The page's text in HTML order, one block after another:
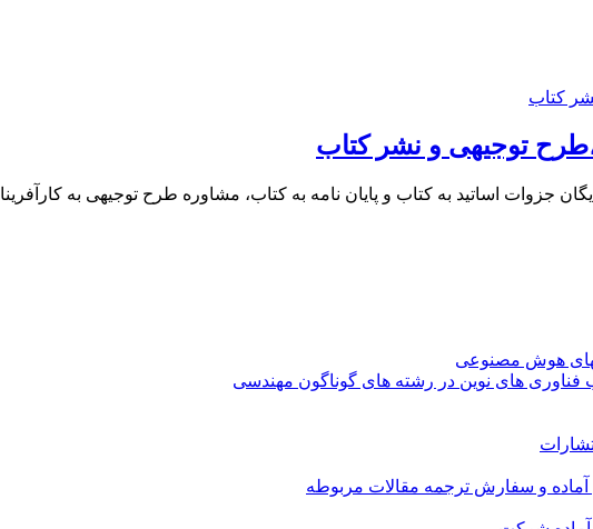
توجیهی و نشر کتاب
جزوات اساتید به کتاب و پایان نامه به کتاب، مشاوره طرح توجیهی به
هوش مصنوعی
فناوری های نوین در رشته های گوناگون مهندسی
و سفارش ترجمه مقالات مربوطه